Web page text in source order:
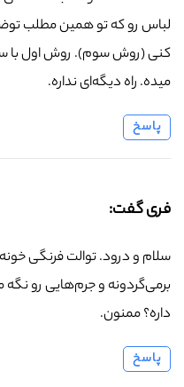
لباس رو که تو همین مطلب
کنی (روش سوم). روش اول با
میده. راه دیگه‌ای نداره.
پاسخ
فری گفت:
سلام و درود. توالت فرنگی
برمی‌گردونه و جرم‌هایی رو
داره؟ ممنون.
پاسخ